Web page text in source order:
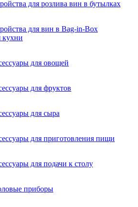
для розлива вин в бутылках
для вин в Bag-in-Box
кухни
для овощей
для фруктов
для сыра
для приготовления пищи
для подачи к столу
приборы